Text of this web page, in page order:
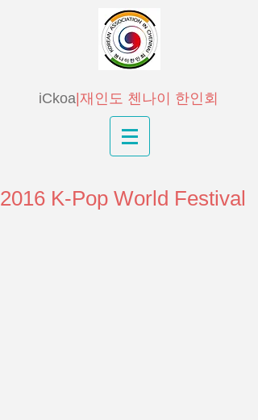
iCkoa |재인도 첸나이 한인회
2016 K-Pop World Festival